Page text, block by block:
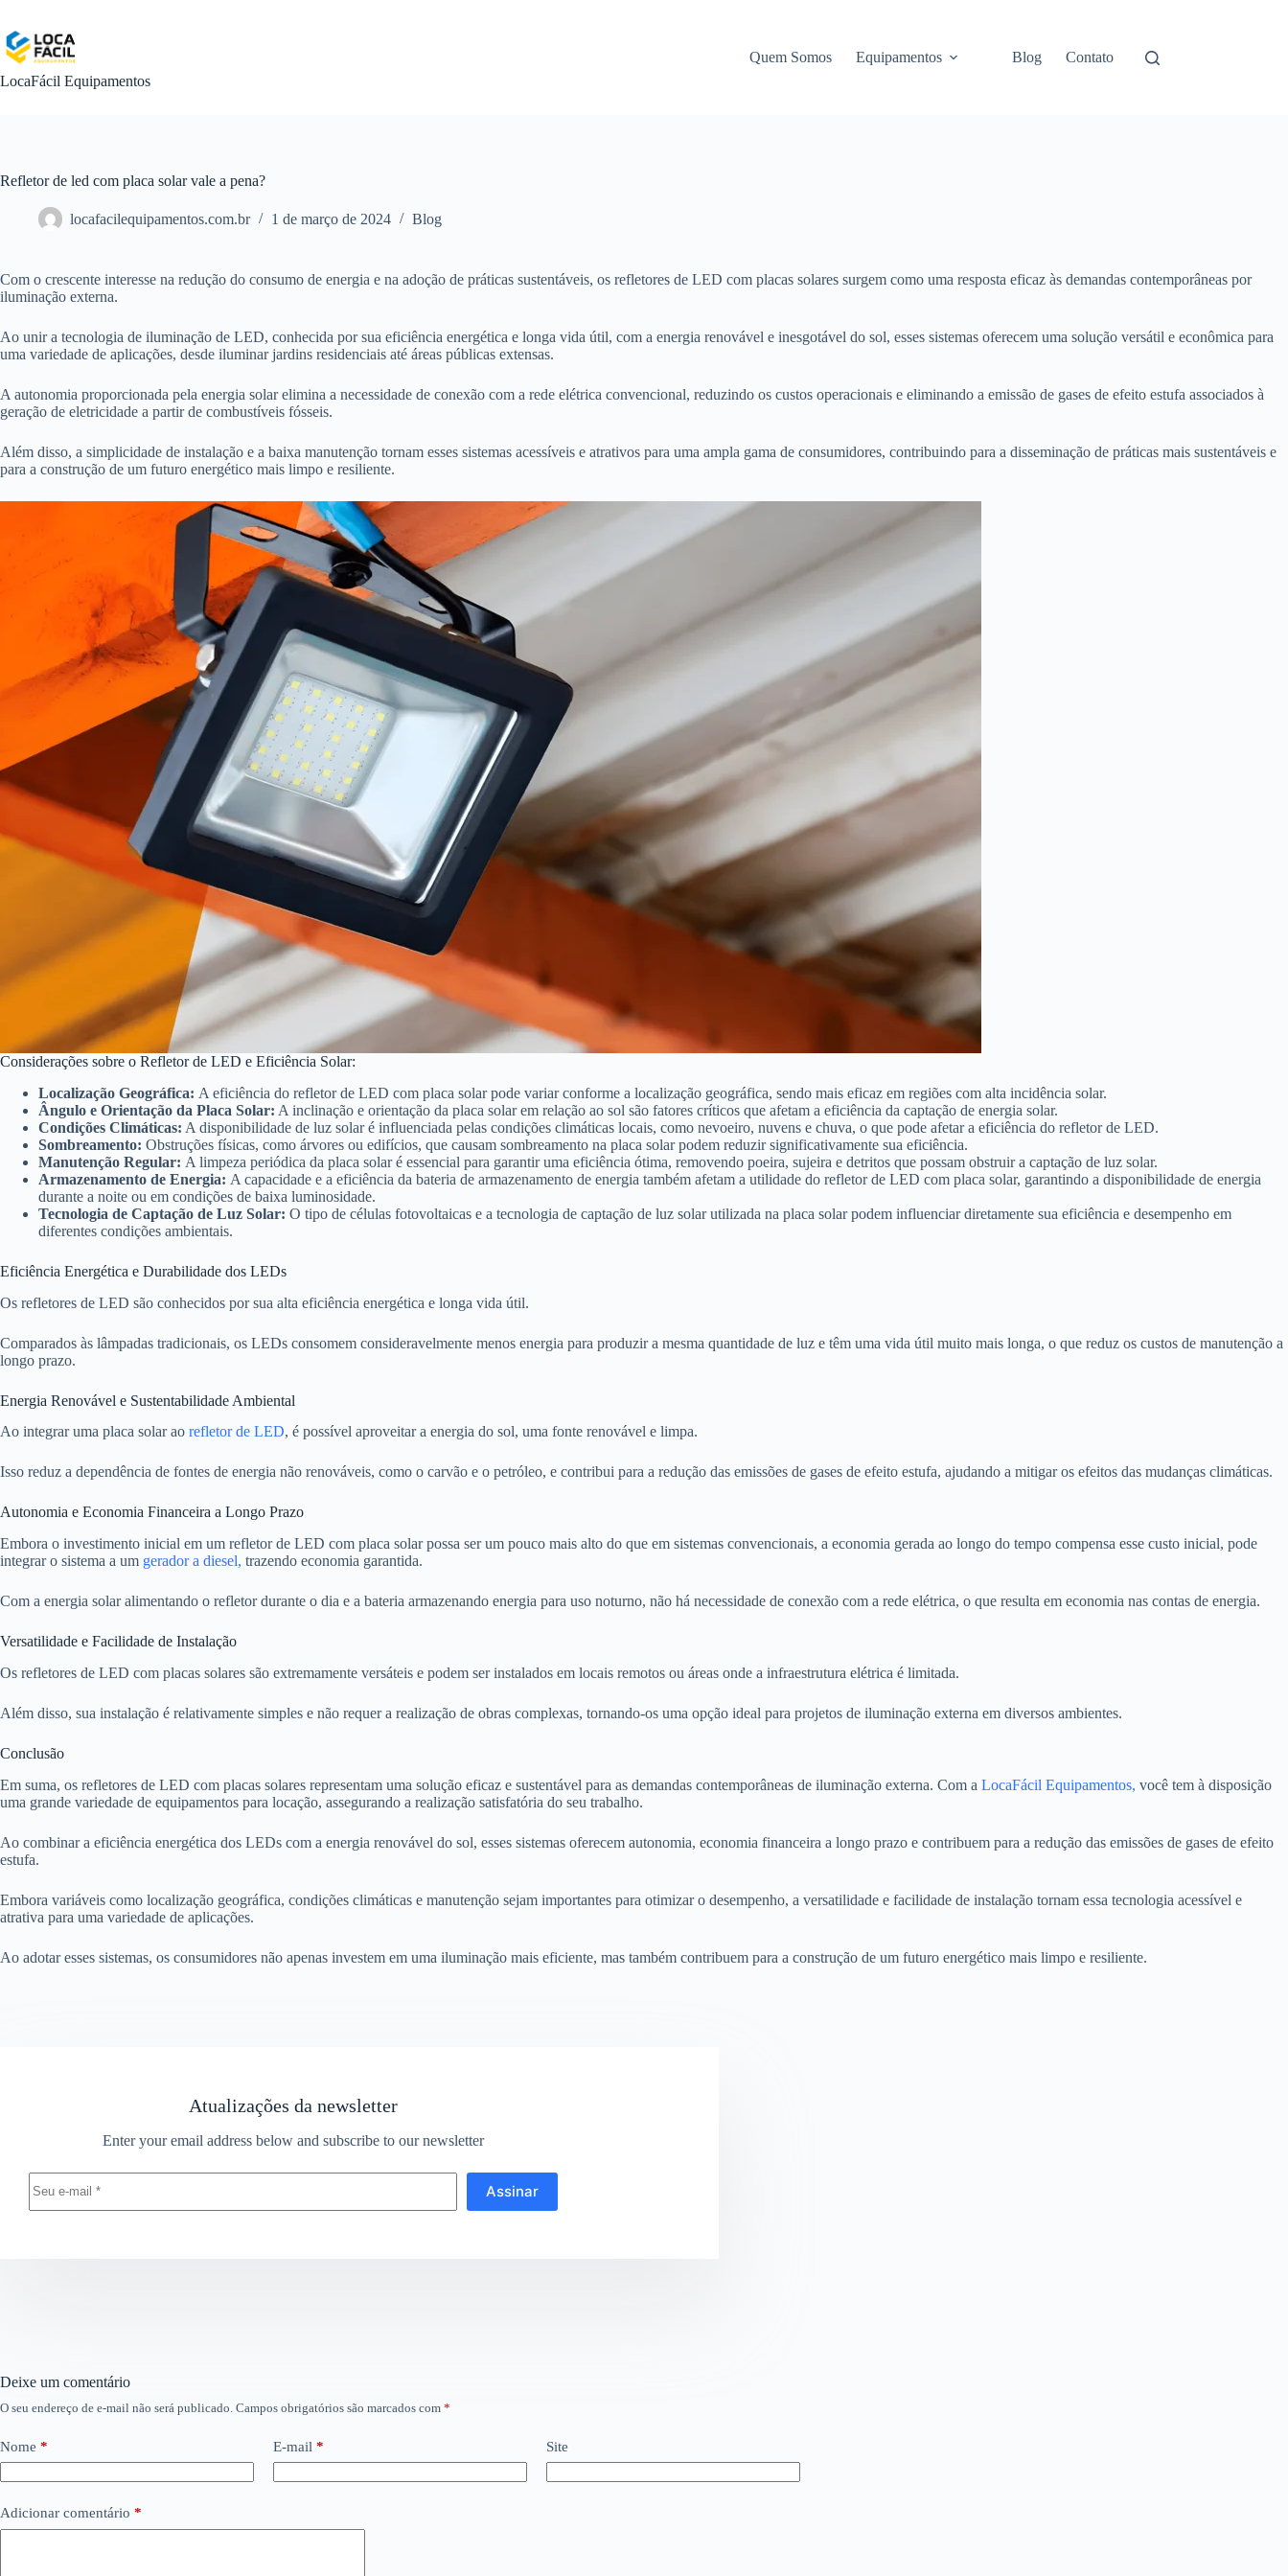
o
conteúdo
LocaFácil Equipamentos
Quem Somos Equipamentos Blog Contato
Refletor de led com placa solar vale a pena?
locafacilequipamentos.com.br 1 de março de 2024 Blog
Com o crescente interesse na redução do consumo de energia e na adoção de práticas sustentáveis, os refletores de LED com placas solares surgem como uma resposta eficaz às demandas contemporâneas por
iluminação externa.
Ao unir a tecnologia de iluminação de LED, conhecida por sua eficiência energética e longa vida útil, com a energia renovável e inesgotável do sol, esses sistemas oferecem uma solução versátil e econômica para
uma variedade de aplicações, desde iluminar jardins residenciais até áreas públicas extensas.
A autonomia proporcionada pela energia solar elimina a necessidade de conexão com a rede elétrica convencional, reduzindo os custos operacionais e eliminando a emissão de gases de efeito estufa associados à
geração de eletricidade a partir de combustíveis fósseis.
Além disso, a simplicidade de instalação e a baixa manutenção tornam esses sistemas acessíveis e atrativos para uma ampla gama de consumidores, contribuindo para a disseminação de práticas mais sustentáveis e
para a construção de um futuro energético mais limpo e resiliente.
Considerações sobre o Refletor de LED e Eficiência Solar:
Localização Geográfica: A eficiência do refletor de LED com placa solar pode variar conforme a localização geográfica, sendo mais eficaz em regiões com alta incidência solar.
Ângulo e Orientação da Placa Solar: A inclinação e orientação da placa solar em relação ao sol são fatores críticos que afetam a eficiência da captação de energia solar.
Condições Climáticas: A disponibilidade de luz solar é influenciada pelas condições climáticas locais, como nevoeiro, nuvens e chuva, o que pode afetar a eficiência do refletor de LED.
Sombreamento: Obstruções físicas, como árvores ou edifícios, que causam sombreamento na placa solar podem reduzir significativamente sua eficiência.
Manutenção Regular: A limpeza periódica da placa solar é essencial para garantir uma eficiência ótima, removendo poeira, sujeira e detritos que possam obstruir a captação de luz solar.
Armazenamento de Energia: A capacidade e a eficiência da bateria de armazenamento de energia também afetam a utilidade do refletor de LED com placa solar, garantindo a disponibilidade de energia
durante a noite ou em condições de baixa luminosidade.
Tecnologia de Captação de Luz Solar: O tipo de células fotovoltaicas e a tecnologia de captação de luz solar utilizada na placa solar podem influenciar diretamente sua eficiência e desempenho em
diferentes condições ambientais.
Eficiência Energética e Durabilidade dos LEDs
Os refletores de LED são conhecidos por sua alta eficiência energética e longa vida útil.
Comparados às lâmpadas tradicionais, os LEDs consomem consideravelmente menos energia para produzir a mesma quantidade de luz e têm uma vida útil muito mais longa, o que reduz os custos de manutenção a
longo prazo.
Energia Renovável e Sustentabilidade Ambiental
Ao integrar uma placa solar ao refletor de LED, é possível aproveitar a energia do sol, uma fonte renovável e limpa.
Isso reduz a dependência de fontes de energia não renováveis, como o carvão e o petróleo, e contribui para a redução das emissões de gases de efeito estufa, ajudando a mitigar os efeitos das mudanças climáticas.
Autonomia e Economia Financeira a Longo Prazo
Embora o investimento inicial em um refletor de LED com placa solar possa ser um pouco mais alto do que em sistemas convencionais, a economia gerada ao longo do tempo compensa esse custo inicial, pode
integrar o sistema a um gerador a diesel, trazendo economia garantida.
Com a energia solar alimentando o refletor durante o dia e a bateria armazenando energia para uso noturno, não há necessidade de conexão com a rede elétrica, o que resulta em economia nas contas de energia.
Versatilidade e Facilidade de Instalação
Os refletores de LED com placas solares são extremamente versáteis e podem ser instalados em locais remotos ou áreas onde a infraestrutura elétrica é limitada.
Além disso, sua instalação é relativamente simples e não requer a realização de obras complexas, tornando-os uma opção ideal para projetos de iluminação externa em diversos ambientes.
Conclusão
Em suma, os refletores de LED com placas solares representam uma solução eficaz e sustentável para as demandas contemporâneas de iluminação externa. Com a LocaFácil Equipamentos, você tem à disposição
uma grande variedade de equipamentos para locação, assegurando a realização satisfatória do seu trabalho.
Ao combinar a eficiência energética dos LEDs com a energia renovável do sol, esses sistemas oferecem autonomia, economia financeira a longo prazo e contribuem para a redução das emissões de gases de efeito
estufa.
Embora variáveis como localização geográfica, condições climáticas e manutenção sejam importantes para otimizar o desempenho, a versatilidade e facilidade de instalação tornam essa tecnologia acessível e
atrativa para uma variedade de aplicações.
Ao adotar esses sistemas, os consumidores não apenas investem em uma iluminação mais eficiente, mas também contribuem para a construção de um futuro energético mais limpo e resiliente.
Atualizações da newsletter
Enter your email address below and subscribe to our newsletter
Assinar
Deixe um comentário
O seu endereço de e-mail não será publicado. Campos obrigatórios são marcados com *
Nome * E-mail * Site
Adicionar comentário *